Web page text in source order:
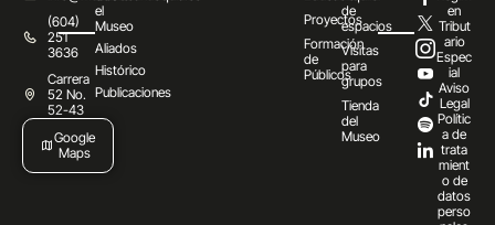
(604)
251
3636
Carrera
52 No.
52-43
Google
Maps
el
Museo
Aliados
Histórico
Publicaciones
Proyectos
Formación
de
Públicos
de
espacios
Visitas
para
grupos
Tienda
del
Museo
en
Tribut
ario
Espec
ial
Aviso
Legal
Polític
a de
trata
mient
o de
datos
perso